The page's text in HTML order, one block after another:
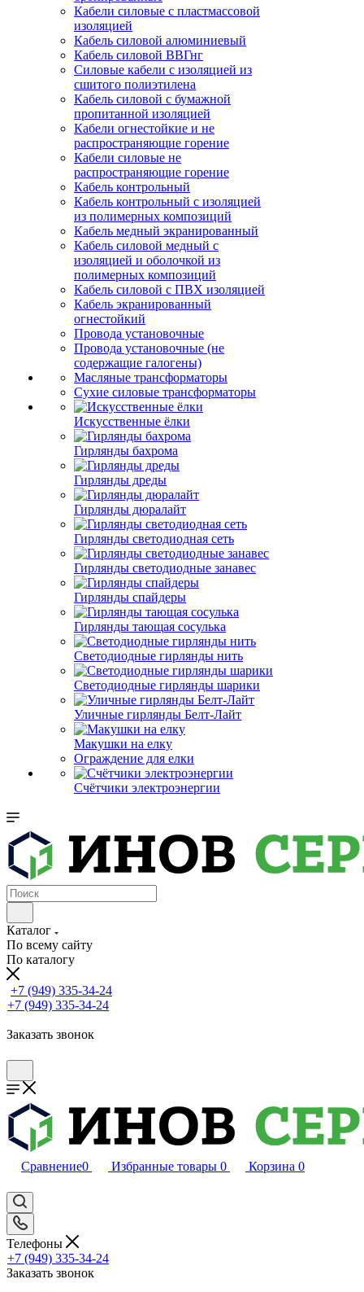
Кабели силовые с пластмассовой
изоляцией
Кабель силовой алюминиевый
Кабель силовой ВВГнг
Силовые кабели с изоляцией из
сшитого полиэтилена
Кабель силовой с бумажной
пропитанной изоляцией
Кабели огнестойкие и не
распространяющие горение
Кабели силовые не
распространяющие горение
Кабель контрольный
Кабель контрольный с изоляцией
из полимерных композиций
Кабель медный экранированный
Кабель силовой медный с
изоляцией и оболочкой из
полимерных композиций
Кабель силовой с ПВХ изоляцией
Кабель экранированный
огнестойкий
Провода установочные
Провода установочные (не
содержащие галогены)
Масляные трансформаторы
Сухие силовые трансформаторы
Искусственные ёлки
Гирлянды бахрома
Гирлянды дреды
Гирлянды дюралайт
Гирлянды светодиодная сеть
Гирлянды светодиодные занавес
Гирлянды спайдеры
Гирлянды тающая сосулька
Светодиодные гирлянды нить
Светодиодные гирлянды шарики
Уличные гирлянды Белт-Лайт
Макушки на елку
Ограждение для елки
Счётчики электроэнергии
Каталог
По всему сайту
По каталогу
+7 (949) 335-34-24
+7 (949) 335-34-24
Заказать звонок
Сравнение0 Избранные товары 0 Корзина 0
Телефоны
+7 (949) 335-34-24
Заказать звонок